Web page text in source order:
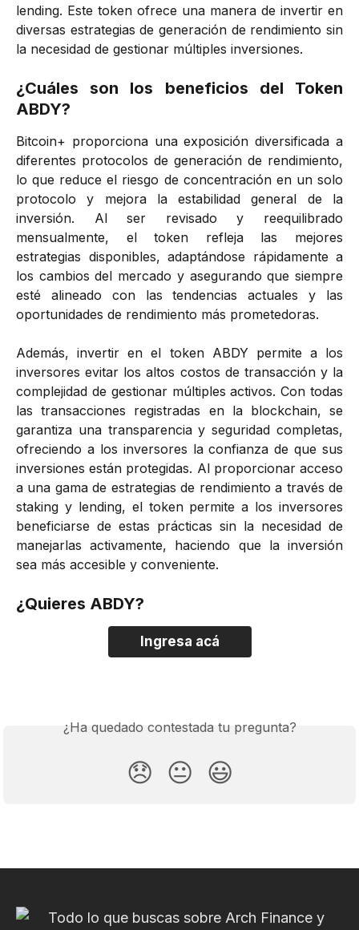
lending. Este token ofrece una manera de invertir en
diversas estrategias de generación de rendimiento sin
la necesidad de gestionar múltiples inversiones.
¿Cuáles son los beneficios del Token
ABDY?
Bitcoin+ proporciona una exposición diversificada a
diferentes protocolos de generación de rendimiento,
lo que reduce el riesgo de concentración en un solo
protocolo y mejora la estabilidad general de la
inversión. Al ser revisado y reequilibrado
mensualmente, el token refleja las mejores
estrategias disponibles, adaptándose rápidamente a
los cambios del mercado y asegurando que siempre
esté alineado con las tendencias actuales y las
oportunidades de rendimiento más prometedoras.
Además, invertir en el token ABDY permite a los
inversores evitar los altos costos de transacción y la
complejidad de gestionar múltiples activos. Con todas
las transacciones registradas en la blockchain, se
garantiza una transparencia y seguridad completas,
ofreciendo a los inversores la confianza de que sus
inversiones están protegidas. Al proporcionar acceso
a una gama de estrategias de rendimiento a través de
staking y lending, el token permite a los inversores
beneficiarse de estas prácticas sin la necesidad de
manejarlas activamente, haciendo que la inversión
sea más accesible y conveniente.
¿Quieres ABDY?
Ingresa acá
¿Ha quedado contestada tu pregunta?
😞 😐 😃